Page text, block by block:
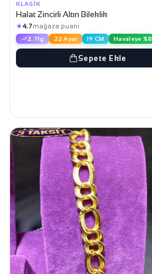
KLASIK
Halat Zincirli Altın Bileklik
★4.7mağaza puanı
2.71g 22 Ayar 19 CM Havaleye %8
Sepete Ekle